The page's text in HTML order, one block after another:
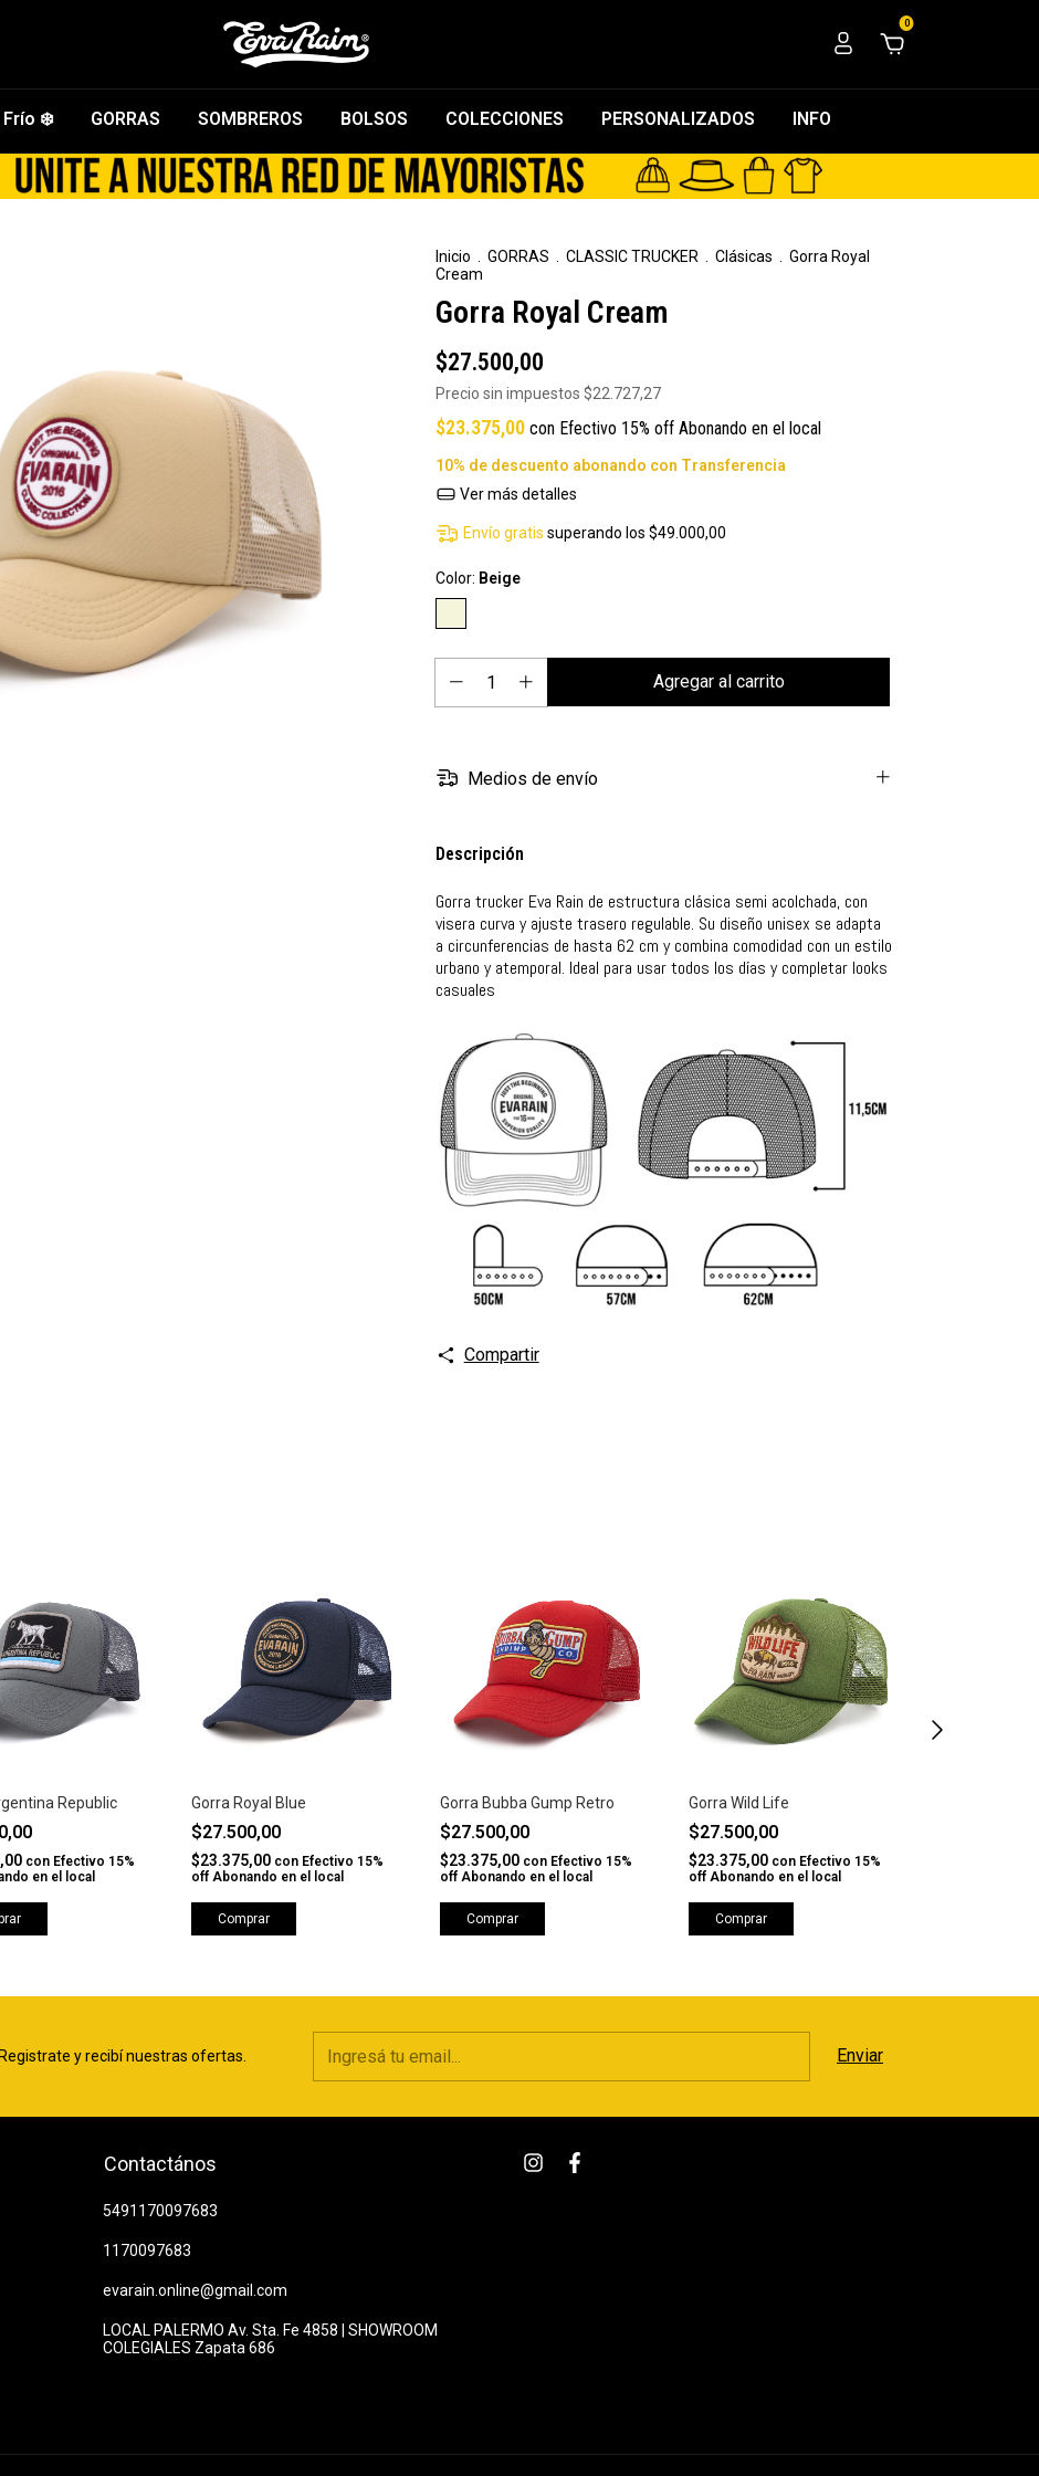
0
Frío ❄️ GORRAS SOMBREROS BOLSOS COLECCIONES PERSONALIZADOS INFO
Inicio GORRAS CLASSIC TRUCKER Clásicas
Gorra Royal
Cream
Gorra Royal Cream
$27.500,00
Precio sin impuestos $22.727,27
$23.375,00 con Efectivo 15% off Abonando en el local
Ver más detalles
Envío gratis superando los$49.000,00
Color: Beige
Medios de envío
Descripción
Gorra trucker Eva Rain de estructura clásica semi acolchada, con
visera curva y ajuste trasero regulable. Su diseño unisex se adapta
a circunferencias de hasta 62 cm y combina comodidad con un estilo
urbano y atemporal. Ideal para usar todos los días y completar looks
casuales
Compartir
Republic
con Efectivo 15%
en el local
Gorra Royal Blue
$27.500,00
$23.375,00 con Efectivo 15%
off Abonando en el local
Comprar
Gorra Bubba Gump Retro
$27.500,00
$23.375,00 con Efectivo 15%
off Abonando en el local
Comprar
Gorra Wild Life
$27.500,00
$23.375,00 con Efectivo 15%
off Abonando en el local
Comprar
Registrate y recibí nuestras ofertas.
Contactános
5491170097683
1170097683
evarain.online@gmail.com
LOCAL PALERMO Av. Sta. Fe 4858 | SHOWROOM
COLEGIALES Zapata 686